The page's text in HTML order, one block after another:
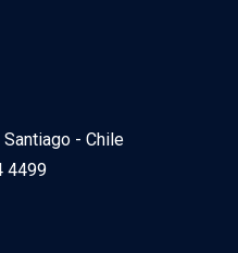
- Chile
4499